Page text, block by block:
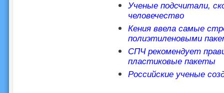
Ученые подсчитали,
человечество
Кения ввела самые
полиэтиленовыми
СПЧ рекомендует
пластиковые пакеты
Российские ученые